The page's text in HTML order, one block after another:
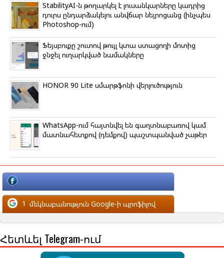
StabilityAI-ն թողարկել է լուսանկարները կադրից
դուրս ընդարձակելու անվճար նեյրոցանց (ինչպես
Photoshop-ում)
Ֆեյսբուքը շուտով թույլ կտա ստացողի մոտից
ջնջել ուղարկված նամակները
HONOR 90 Lite սմարթֆոնի վերլուծություն
WhatsApp-ում հայտնվել են գաղտնաբառով կամ
մատնահետքով (դեմքով) պաշտպանված չաթեր
մեկնաբանություն Facebook-ի պրոֆիլով
1 մեկնաբանություն Google-ի պրոֆիլով
Հետևել Telegram-ում